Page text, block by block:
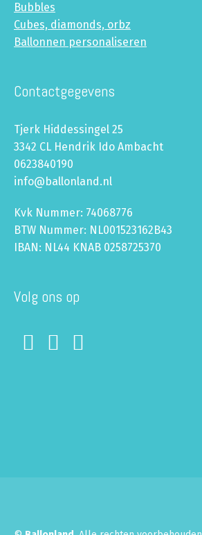
Bubbles
Cubes, diamonds, orbz
Ballonnen personaliseren
Contactgegevens
Tjerk Hiddessingel 25
3342 CL Hendrik Ido Ambacht
0623840190
info@ballonland.nl
Kvk Nummer: 74068776
BTW Nummer: NL001523162B43
IBAN: NL44 KNAB 0258725370
Volg ons op